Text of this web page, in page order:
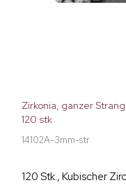
Zirkonia, ganzer
120 stk
14102A-3mm-str
120 Stk., Kubischer